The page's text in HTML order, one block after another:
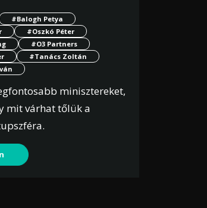
#Balogh Petya
#Oszkó Péter
#O3 Partners
#Tanács Zoltán
minisztereket,
mit várhat tőlük a